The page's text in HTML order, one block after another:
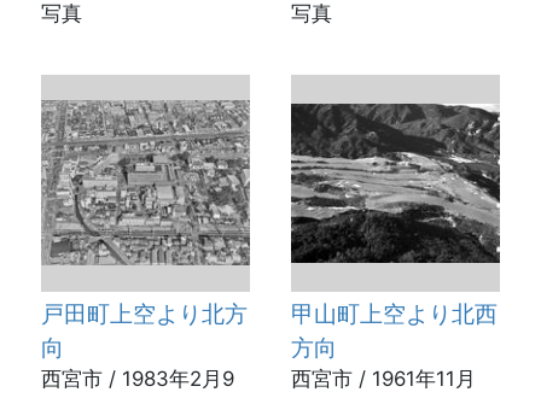
写真
写真
戸田町上空より北方
向
西宮市 / 1983年2月9
甲山町上空より北西
方向
西宮市 / 1961年11月